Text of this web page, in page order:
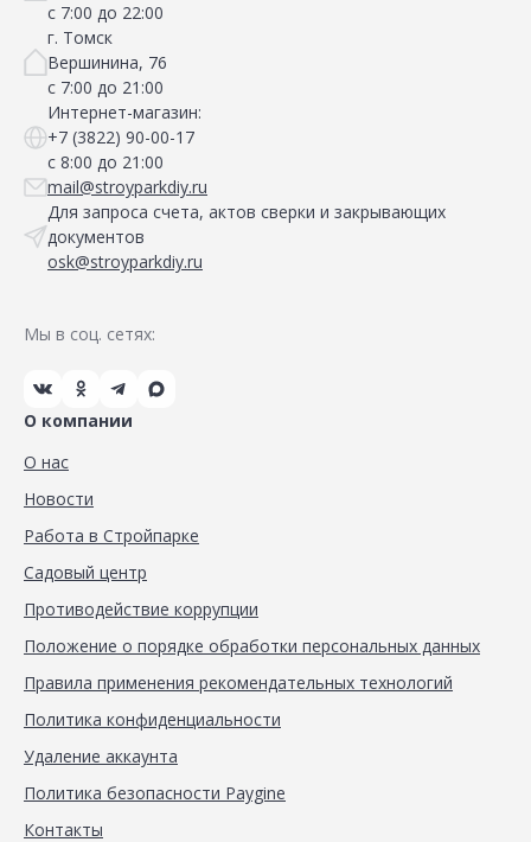
с 7:00 до 22:00
г. Томск
Вершинина, 76
с 7:00 до 21:00
Интернет-магазин:
+7 (3822) 90-00-17
с 8:00 до 21:00
mail@stroyparkdiy.ru
Для запроса счета, актов сверки и закрывающих
документов
osk@stroyparkdiy.ru
Мы в соц. сетях:
О компании
О нас
Новости
Работа в Стройпарке
Садовый центр
Противодействие коррупции
Положение о порядке обработки персональных данных
Правила применения рекомендательных технологий
Политика конфиденциальности
Удаление аккаунта
Политика безопасности Paygine
Контакты